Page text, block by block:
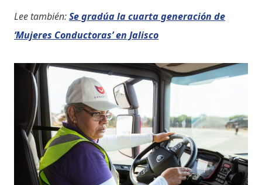
Lee también:Se gradúa la cuarta generación de
‘Mujeres Conductoras’ en Jalisco